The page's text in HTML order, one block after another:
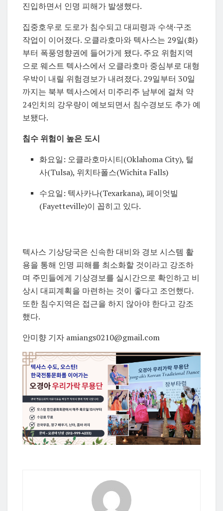
진입하면서 인명 피해가 발생했다.
집중호우로 도로가 침수되고 대피령과 수색·구조
작업이 이어졌다. 오클라호마와 텍사스는 29일(화)
부터 폭풍영향권에 들어가게 됐다. 주요 위험지역
으로 웨스트 텍사스에서 오클라호마 중심부로 대형
우박이 내릴 위험경보가 내려졌다. 29일부터 30일
까지는 북부 텍사스에서 미주리주 남부에 걸쳐 약
24인치의 강우량이 예보되면서 침수경보도 추가 예
보됐다.
침수 위험이 높은 도시
화요일: 오클라호마시티(Oklahoma City), 털
사(Tulsa), 위치타폴스(Wichita Falls)
수요일: 텍사카나(Texarkana), 페이엇빌
(Fayetteville)이 꼽히고 있다.
텍사스 기상당국은 신속한 대비와 경보 시스템 활
용을 통해 인명 피해를 최소화할 것이라고 강조하
며 주민들에게 기상경보를 실시간으로 확인하고 비
상시 대피계획을 마련하는 것이 좋다고 조언했다.
또한 침수지역은 접근을 하지 않아야 한다고 강조
했다.
안미향 기자 amiangs0210@gmail.com